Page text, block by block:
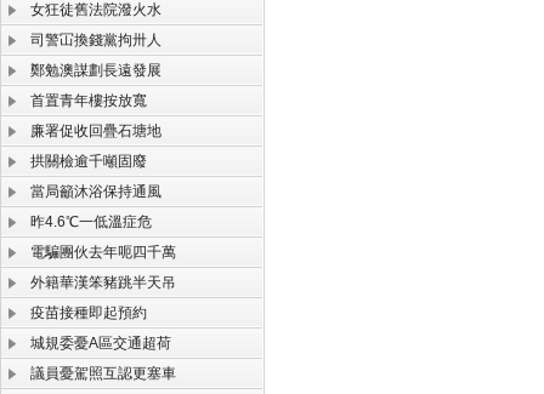
女狂徒舊法院潑火水
司警冚換錢黨拘卅人
鄭勉澳謀劃長遠發展
首置青年樓按放寬
廉署促收回疊石塘地
拱關檢逾千噸固廢
當局籲沐浴保持通風
昨4.6℃一低溫症危
電騙團伙去年呃四千萬
外籍華漢笨豬跳半天吊
疫苗接種即起預約
城規委憂A區交通超荷
議員憂駕照互認更塞車